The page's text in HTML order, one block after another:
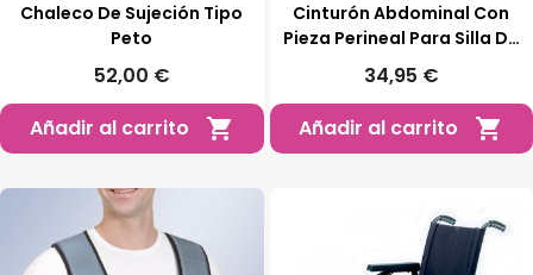
Chaleco De Sujeción Tipo
Peto
52,00 €
Añadir al carrito

Cinturón Abdominal Con
Pieza Perineal Para Silla De
Ruedas
34,95 €
Añadir al carrito
